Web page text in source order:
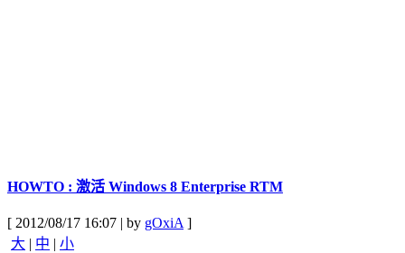
HOWTO : 激活 Windows 8 Enterprise RTM
[ 2012/08/17 16:07 | by gOxiA]
大 | 中 | 小